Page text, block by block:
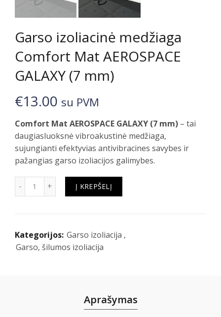
Garso izoliacinė medžiaga
Comfort Mat AEROSPACE
GALAXY (7 mm)
€13.00 su PVM
Comfort Mat AEROSPACE GALAXY (7 mm) – tai
daugiasluoksnė vibroakustinė medžiaga,
sujungianti efektyvias antivibracines savybes ir
pažangias garso izoliacijos galimybes.
produkto kiekis: Garso izoliacinė medžiaga Comfort Mat
Į KREPŠELĮ
Kategorijos: Garso izoliacija ,
Garso, šilumos izoliacija
Aprašymas